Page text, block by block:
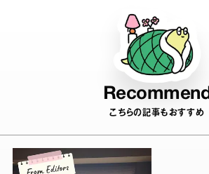
Recommend
こちらの記事もおすすめ